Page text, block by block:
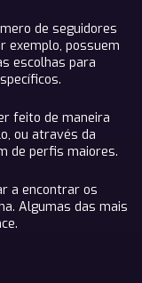
de seguidores
exemplo, possuem
escolhas para
feito de maneira
ou através da
de perfis maiores.
a encontrar os
Algumas das mais